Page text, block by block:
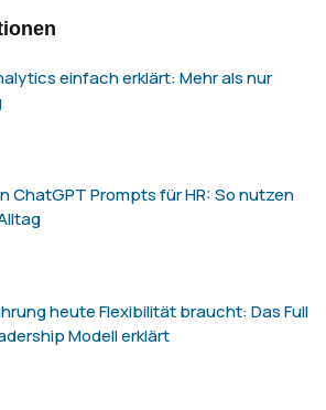
einfach erklärt: Mehr als nur
ChatGPT Prompts für HR: So nutzen
heute Flexibilität braucht: Das Full
Modell erklärt